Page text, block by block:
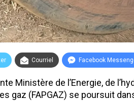
Courriel Facebook
Ministère de l’Energie, de
gaz (FAPGAZ) se poursuit